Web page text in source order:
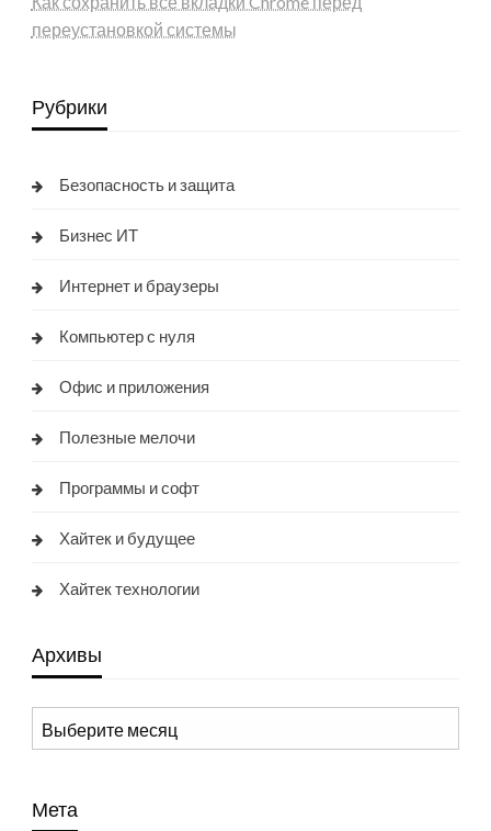
переустановкой системы
Рубрики
Безопасность и защита
Бизнес ИТ
Интернет и браузеры
Компьютер с нуля
Офис и приложения
Полезные мелочи
Программы и софт
Хайтек и будущее
Хайтек технологии
Архивы
Архивы
Мета